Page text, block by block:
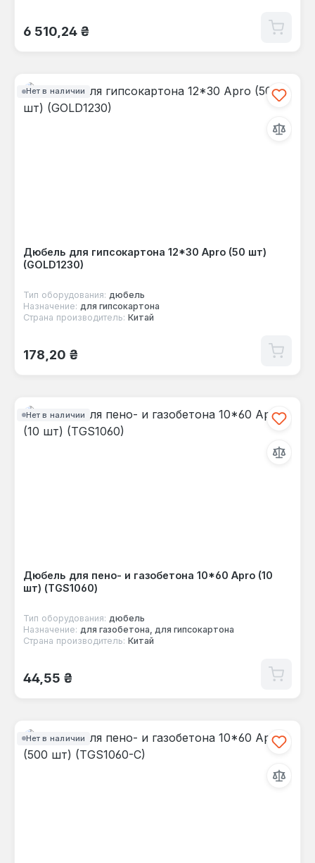
Обычная цена:
6 510,24 ₴
Нет в наличии
Дюбель для гипсокартона 12*30 Apro (50 шт)
(GOLD1230)
Тип оборудования: дюбель
Назначение: для гипсокартона
Страна производитель: Китай
Обычная цена:
178,20 ₴
Нет в наличии
Дюбель для пено- и газобетона 10*60 Apro (10
шт) (TGS1060)
Тип оборудования: дюбель
Назначение: для газобетона, для гипсокартона
Страна производитель: Китай
Обычная цена:
44,55 ₴
Нет в наличии